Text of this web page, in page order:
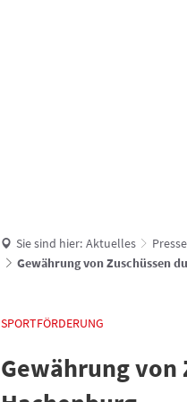
Sie sind hier: Aktuelles
Gewährung von Zuschüssen
SPORTFÖRDERUNG
Gewährung von